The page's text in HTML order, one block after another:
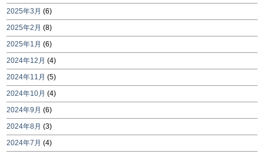
2025年3月 (6)
2025年2月 (8)
2025年1月 (6)
2024年12月 (4)
2024年11月 (5)
2024年10月 (4)
2024年9月 (6)
2024年8月 (3)
2024年7月 (4)